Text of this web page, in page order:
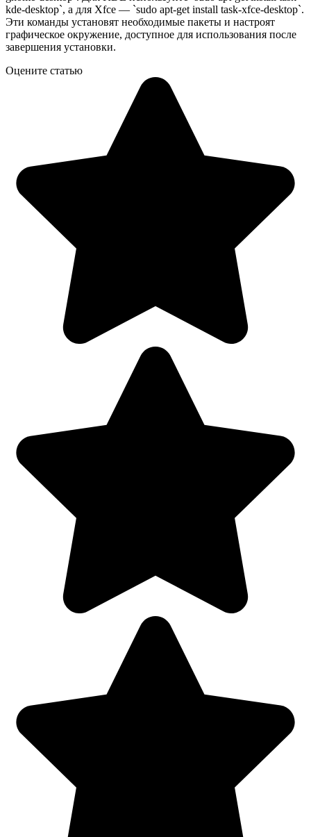
kde-desktop`, а для Xfce — `sudo apt-get install task-xfce-desktop`.
Эти команды установят необходимые пакеты и настроят
графическое окружение, доступное для использования после
завершения установки.
Оцените статью